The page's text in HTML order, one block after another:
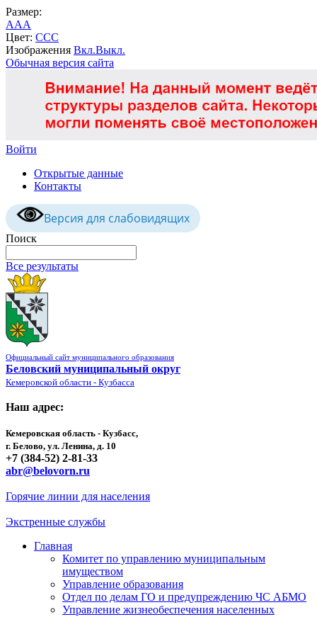
Размер:
AAA
Цвет: CCC
Изображения Вкл.Выкл.
Обычная версия сайта
Войти
Открытые данные
Контакты
Версия для слабовидящих
Поиск
Все результаты
Официальный сайт муниципального образования
Беловский муниципальный округ
Кемеровской области - Кузбасса
Наш адрес:
Кемеровская область - Кузбасс,
г. Белово, ул. Ленина, д. 10
+7 (384-52) 2-81-33
abr@belovorn.ru
Горячие линии для населения
Экстренные службы
Главная
Комитет по управлению муниципальным
имуществом
Управление образования
Отдел по делам ГО и предупреждению ЧС АБМО
Управление жизнеобеспечения населенных